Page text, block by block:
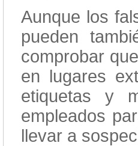
Aunque los
pueden
comprobar
en lugares
etiquetas y
empleados
llevar a